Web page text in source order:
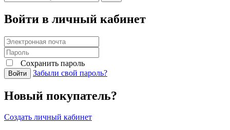
Войти в личный кабинет
Сохранить пароль
Войти Забыли свой пароль?
Новый покупатель?
Создать личный кабинет